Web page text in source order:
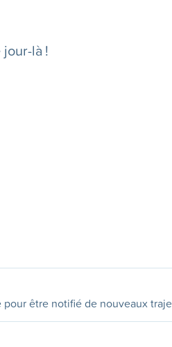
là !
être notifié de nouveaux